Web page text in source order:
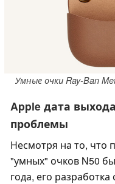
Умные очки Ray-Ban
Apple дата
проблемы
Несмотря на то, что
"умных" очков N50
года, его